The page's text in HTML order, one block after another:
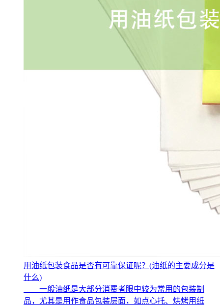
用油纸包装食品是否有可靠保证呢？(油纸的主要成分是
什么)
一般油纸是大部分消费者眼中较为常用的包装制
品，尤其是用作食品包装层面，如点心托、烘烤用纸